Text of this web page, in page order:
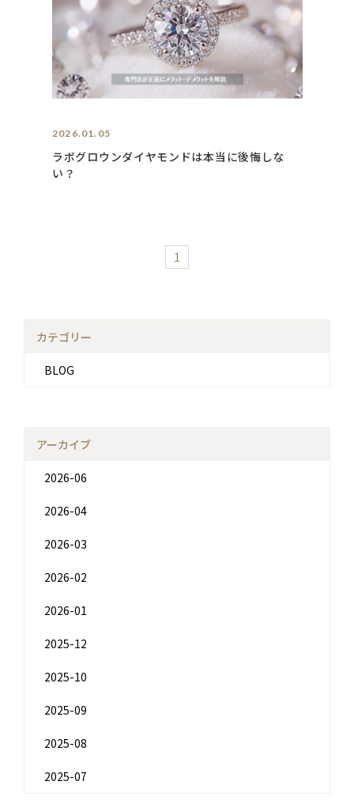
カテゴリー
BLOG
アーカイブ
2026-06
2026-04
2026-03
2026-02
2026-01
2025-12
2025-10
2025-09
2025-08
2025-07
2026.01.05
ラボグロウンダイヤモンドは本当に後悔しな
い？
1